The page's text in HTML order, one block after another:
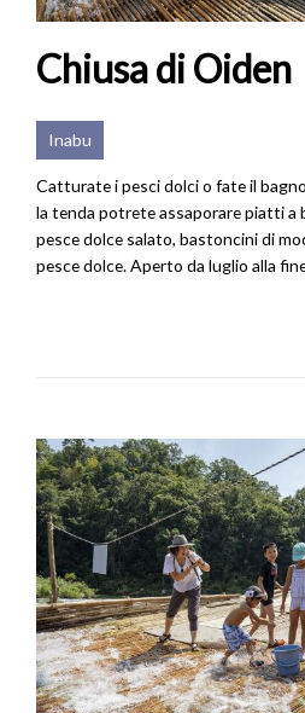
Chiusa di Oiden
Inabu
Catturate i pesci dolci o fate il
la tenda potrete assaporare piatti a
pesce dolce salato, bastoncini di
pesce dolce. Aperto da luglio alla